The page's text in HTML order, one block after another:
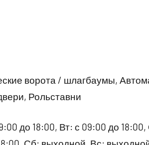
ворота / шлагбаумы,
Рольставни
до 18:00, Вт: с 09:00 до